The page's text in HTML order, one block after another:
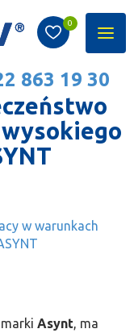
0
863 19 30
Asynt, ma